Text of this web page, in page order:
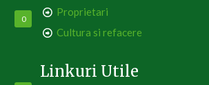
0
Proprietari
Cultura si refacere
Linkuri Utile